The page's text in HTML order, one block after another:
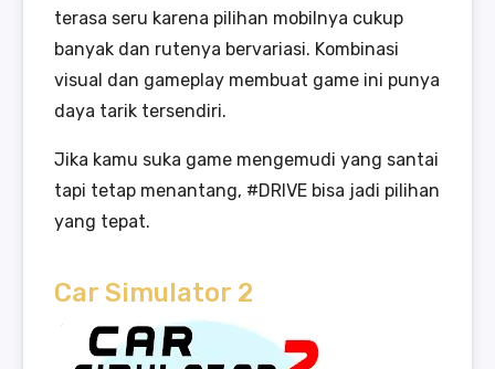
terasa seru karena pilihan mobilnya cukup
banyak dan rutenya bervariasi. Kombinasi
visual dan gameplay membuat game ini punya
daya tarik tersendiri.
Jika kamu suka game mengemudi yang santai
tapi tetap menantang, #DRIVE bisa jadi pilihan
yang tepat.
Car Simulator 2